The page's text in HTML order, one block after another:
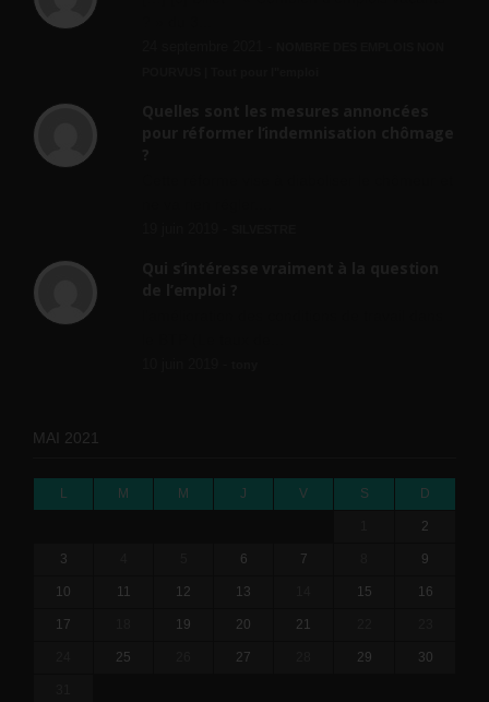
MAI 2021
L M M J V S D
2
3 6 7 9
10 11 12 13 15 16
17 19 20 21
25 27 29 30